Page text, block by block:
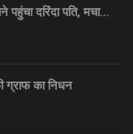
पहुंचा दरिंदा पति, मचा…
ग्राफ का निधन